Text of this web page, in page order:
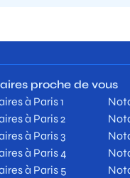
proche de vous
à Paris 1
à Paris 2
à Paris 3
à Paris 4
à Paris 5